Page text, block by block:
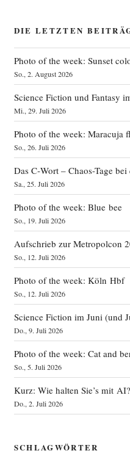
DIE LETZTEN
Photo of the week: Sunset
So., 2. August 2026
Science Fiction und Fantasy
Mi., 29. Juli 2026
Photo of the week: Maracuja
So., 26. Juli 2026
Das C‑Wort – Chaos-Tage
Sa., 25. Juli 2026
Photo of the week: Blue bee
So., 19. Juli 2026
Aufschrieb zur Metropolcon
So., 12. Juli 2026
Photo of the week: Köln Hbf
So., 12. Juli 2026
Science Fiction im Juni (und
Do., 9. Juli 2026
Photo of the week: Cat and
So., 5. Juli 2026
Kurz: Wie halten Sie’s mit AI?
Do., 2. Juli 2026
SCHLAGWÖRTER